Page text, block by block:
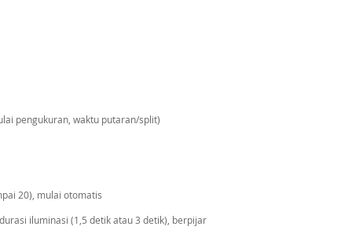
pengukuran, waktu putaran/split)
20), mulai otomatis
iluminasi (1,5 detik atau 3 detik), berpijar